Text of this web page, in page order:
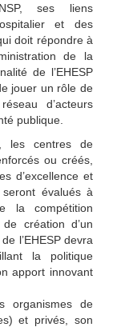
ses liens
et des
doit répondre à
de la
de l’EHESP
jouer un rôle de
d’acteurs
publique.
les centres de
ou créés,
d’excellence et
évalués à
la compétition
création d’un
l’EHESP devra
la politique
apport innovant
organismes de
et privés, son